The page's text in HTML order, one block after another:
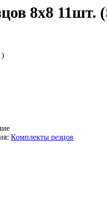
8х8 11шт.
Комплекты резцов